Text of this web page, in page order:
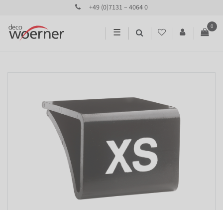
+49 (0)7131 – 4064 0
☰
0